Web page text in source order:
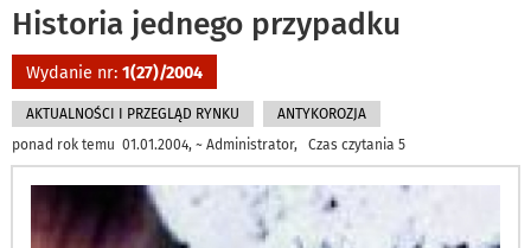
Historia jednego przypadku
Wydanie nr: 1(27)/2004
AKTUALNOŚCI I PRZEGLĄD RYNKU
ANTYKOROZJA
ponad rok temu 01.01.2004, ~ Administrator, Czas czytania 5